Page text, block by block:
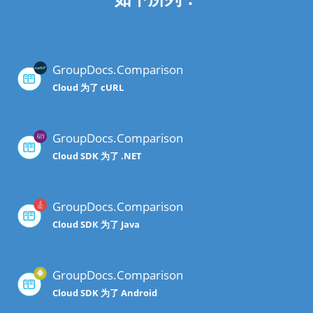
GroupDocs.Comparison
Cloud 为了 cURL
GroupDocs.Comparison
Cloud SDK 为了 .NET
GroupDocs.Comparison
Cloud SDK 为了 Java
GroupDocs.Comparison
Cloud SDK 为了 Android